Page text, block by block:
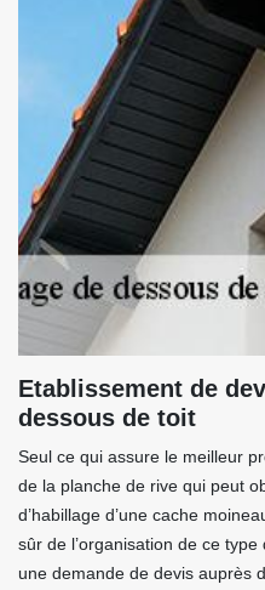
Etablissement de
dessous de toit
Seul ce qui assure le meilleur
de la planche de rive qui peut
d’habillage d’une cache
sûr de l’organisation de ce
une demande de devis auprès